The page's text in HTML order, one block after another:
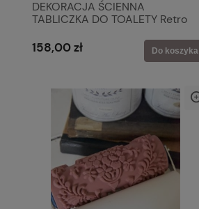
DEKORACJA ŚCIENNA
TABLICZKA DO TOALETY Retro
Styl Prowansalski Shabby Chic
158,00 zł Do koszyka